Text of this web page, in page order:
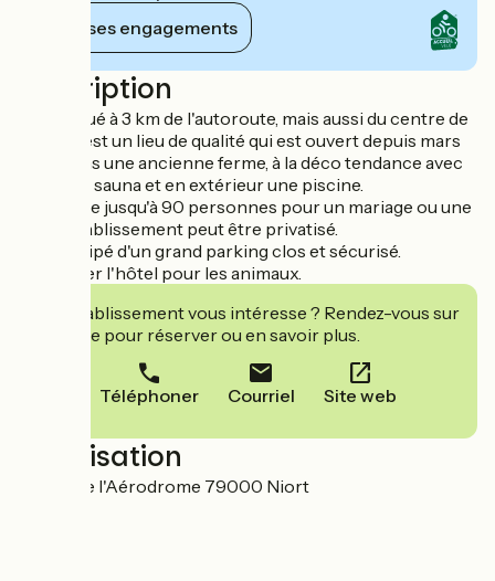
Voir ses engagements
Description
Hôtel situé à 3 km de l'autoroute, mais aussi du centre de
Niort. C'est un lieu de qualité qui est ouvert depuis mars
2013, dans une ancienne ferme, à la déco tendance avec
solarium, sauna et en extérieur une piscine.
Séminaire jusqu'à 90 personnes pour un mariage ou une
fête. L'établissement peut être privatisé.
Il est équipé d'un grand parking clos et sécurisé.
Contacter l'hôtel pour les animaux.
Cet établissement vous intéresse ? Rendez-vous sur
leur site pour réserver ou en savoir plus.
Téléphoner Courriel Site web
Localisation
113 rue de l'Aérodrome 79000 Niort